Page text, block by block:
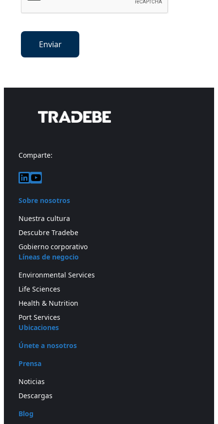
Comparte:
LinkedIn
YouTube
Sobre nosotros
Nuestra cultura
Descubre Tradebe
Gobierno corporativo
Líneas de negocio
Environmental Services
Life Sciences
Health & Nutrition
Port Services
Ubicaciones
Únete a nosotros
Prensa
Noticias
Descargas
Blog